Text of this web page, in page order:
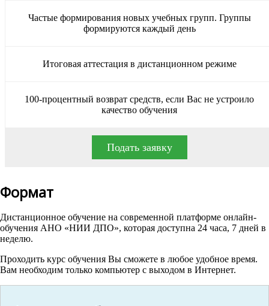
Частые формирования новых учебных групп. Группы
формируются каждый день
Итоговая аттестация в дистанционном режиме
100-процентный возврат средств, если Вас не устроило
качество обучения
Подать заявку
Формат
Дистанционное обучение на современной платформе онлайн-
обучения АНО «НИИ ДПО», которая доступна 24 часа, 7 дней в
неделю.
Проходить курс обучения Вы сможете в любое удобное время.
Вам необходим только компьютер с выходом в Интернет.